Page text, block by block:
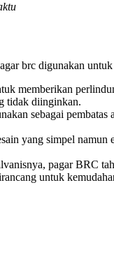
brc digunakan
memberikan
tidak diinginkan.
sebagai
yang simpel
pagar BRC
untuk